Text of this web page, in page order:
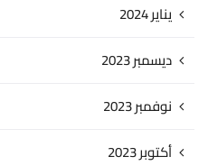
يناير 2024
ديسمبر 2023
نوفمبر 2023
أكتوبر 2023